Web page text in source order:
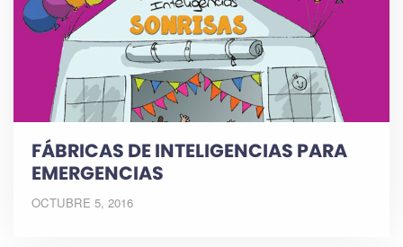
FÁBRICAS DE INTELIGENCIAS PARA
EMERGENCIAS
OCTUBRE 5, 2016